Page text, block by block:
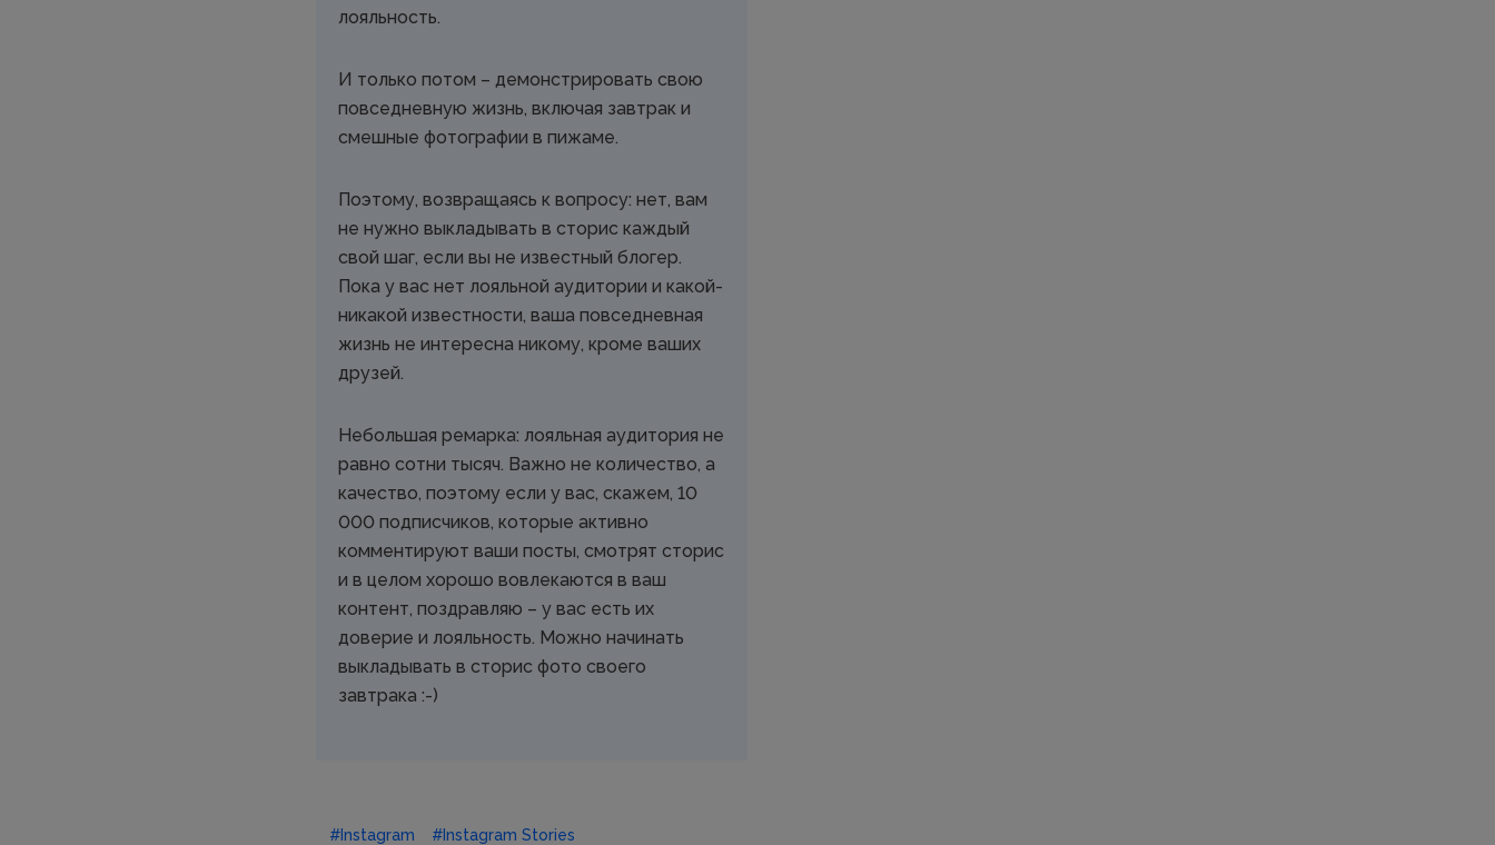
лояльность.
И только потом – демонстрировать свою
повседневную жизнь, включая завтрак и
смешные фотографии в пижаме.
Поэтому, возвращаясь к вопросу: нет, вам
не нужно выкладывать в сторис каждый
свой шаг, если вы не известный блогер.
Пока у вас нет лояльной аудитории и какой-
никакой известности, ваша повседневная
жизнь не интересна никому, кроме ваших
друзей.
Небольшая ремарка: лояльная аудитория не
равно сотни тысяч. Важно не количество, а
качество, поэтому если у вас, скажем, 10
000 подписчиков, которые активно
комментируют ваши посты, смотрят сторис
и в целом хорошо вовлекаются в ваш
контент, поздравляю – у вас есть их
доверие и лояльность. Можно начинать
выкладывать в сторис фото своего
завтрака :-)
#Instagram #Instagram Stories